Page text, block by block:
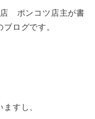
ポンコツ店主が書
ログです。
すし、